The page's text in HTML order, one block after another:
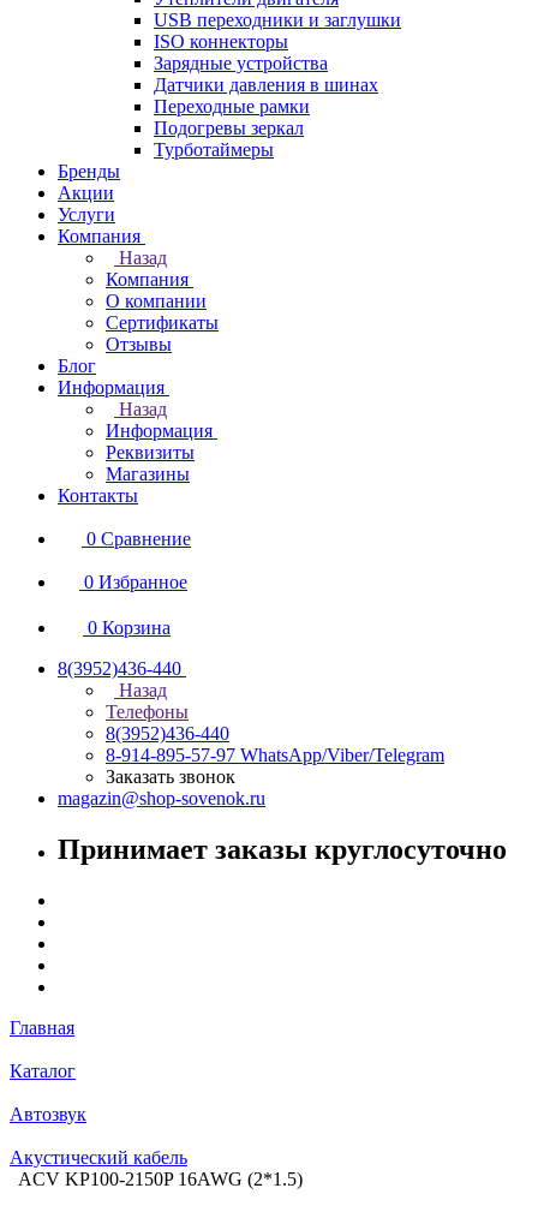
USB переходники и заглушки
ISO коннекторы
Зарядные устройства
Датчики давления в шинах
Переходные рамки
Подогревы зеркал
Турботаймеры
Бренды
Акции
Услуги
Компания
Назад
Компания
О компании
Сертификаты
Отзывы
Блог
Информация
Назад
Информация
Реквизиты
Магазины
Контакты
0 Сравнение
0 Избранное
0 Корзина
8(3952)436-440
Назад
Телефоны
8(3952)436-440
8-914-895-57-97 WhatsApp/Viber/Telegram
Заказать звонок
magazin@shop-sovenok.ru
Принимает заказы круглосуточно
Главная
Каталог
Автозвук
Акустический кабель
ACV KP100-2150P 16AWG (2*1.5)